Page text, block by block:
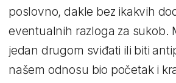
poslovno, dakle bez ikakvih
eventualnih razloga za sukob.
jedan drugom sviđati ili biti
našem odnosu bio početak i